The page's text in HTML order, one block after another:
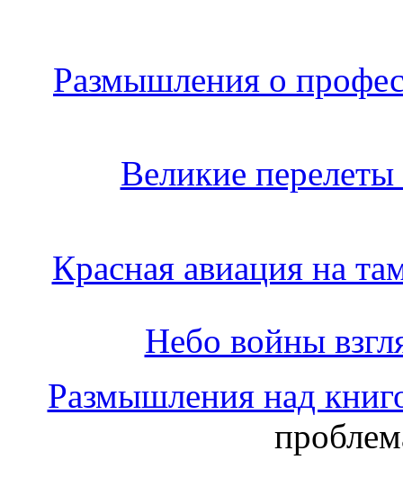
Размышления о
Великие перелеты
Красная авиация на
Небо войны
Размышления над